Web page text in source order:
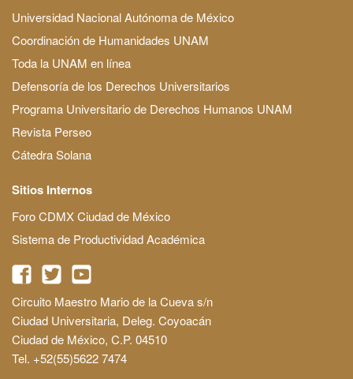
Universidad Nacional Autónoma de México
Coordinación de Humanidades UNAM
Toda la UNAM en línea
Defensoría de los Derechos Universitarios
Programa Universitario de Derechos Humanos UNAM
Revista Perseo
Cátedra Solana
Sitios Internos
Foro CDMX Ciudad de México
Sistema de Productividad Académica
Circuito Maestro Mario de la Cueva s/n
Ciudad Universitaria, Deleg. Coyoacán
Ciudad de México, C.P. 04510
Tel. +52(55)5622 7474